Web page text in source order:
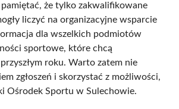
pamiętać, że tylko zakwalifikowane
liczyć na organizacyjne wsparcie
dla wszelkich podmiotów
sportowe, które chcą
roku. Warto zatem nie
zgłoszeń i skorzystać z możliwości,
Ośrodek Sportu w Sulechowie.